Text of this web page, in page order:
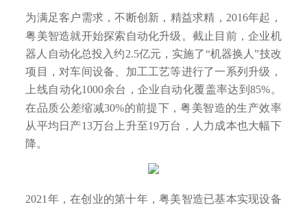
为满足客户需求，不断创新，精益求精，2016年起，
粤美智造就开始探索自动化升级。截止目前，企业机
器人自动化总投入约2.5亿元，实施了“机器换人”技改
项目，对车间设备、加工工艺等进行了一系列升级，
上线自动化1000余台，企业自动化覆盖率达到85%。
在品质公差缩减30%的前提下，粤美智造的生产效率
从平均日产13万台上升至19万台，人力成本也大幅下
降。
2021年，在创业的第十年，粤美智造已基本实现设备